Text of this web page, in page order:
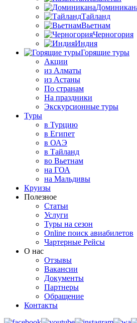
Тайланд
Вьетнам
Черногория
Индия
Горящие туры
Акции
из Алматы
из Астаны
По странам
На праздники
Экскурсионные туры
Туры
в Турцию
в Египет
в ОАЭ
в Тайланд
во Вьетнам
на ГОА
на Мальдивы
Круизы
Полезное
Статьи
Услуги
Туры на сезон
Online поиск авиабилетов
Чартерные Рейсы
О нас
Отзывы
Вакансии
Документы
Партнеры
Обращение
Контакты